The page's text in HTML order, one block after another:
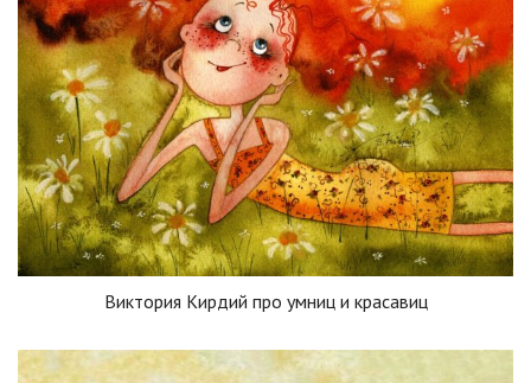
Виктория Кирдий про умниц и красавиц